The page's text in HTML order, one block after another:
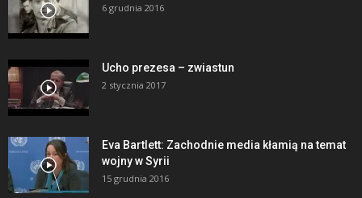
6 grudnia 2016
Ucho prezesa – zwiastun
2 stycznia 2017
Eva Bartlett: Zachodnie media kłamią na temat
wojny w Syrii
15 grudnia 2016